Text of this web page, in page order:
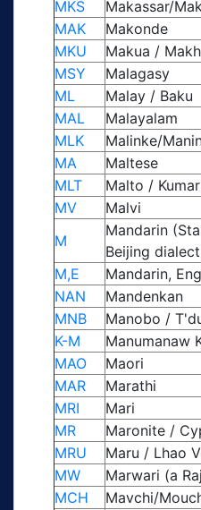
MKS
Makassar/
MAK
Makonde
MKU
Makua /
MSY
Malagasy
ML
Malay / Baku
MAL
Malayalam
MLK
Malinke/
MA
Maltese
MLT
Malto /
MV
Malvi
M
Mandarin
Beijing
M,E
Mandarin,
NAN
Mandenkan
MNB
Manobo /
K-M
Manumanaw
MAO
Maori
MAR
Marathi
MRI
Mari
MR
Maronite /
MRU
Maru / Lhao
MW
Marwari (a
MCH
Mavchi/